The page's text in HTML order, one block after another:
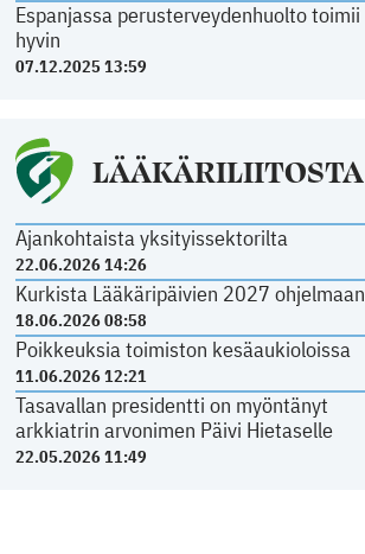
Espanjassa perusterveydenhuolto toimii
hyvin
07.12.2025 13:59
LÄÄKÄRILIITOSTA
Ajankohtaista yksityissektorilta
22.06.2026 14:26
Kurkista Lääkäripäivien 2027 ohjelmaan
18.06.2026 08:58
Poikkeuksia toimiston kesäaukioloissa
11.06.2026 12:21
Tasavallan presidentti on myöntänyt
arkkiatrin arvonimen Päivi Hietaselle
22.05.2026 11:49